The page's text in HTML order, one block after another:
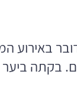
באירוע
בקתה ביער